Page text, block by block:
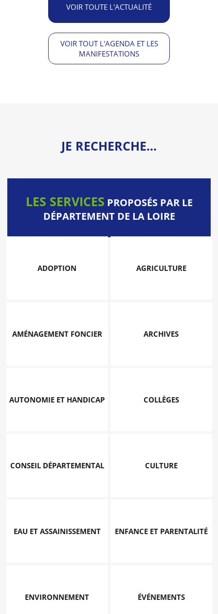
VOIR TOUTE L'ACTUALITÉ
VOIR TOUT L'AGENDA ET LES
MANIFESTATIONS
JE RECHERCHE...
LES SERVICES PROPOSÉS PAR LE
DÉPARTEMENT DE LA LOIRE
ADOPTION AGRICULTURE
AMÉNAGEMENT FONCIER ARCHIVES
AUTONOMIE ET HANDICAP COLLÈGES
CONSEIL DÉPARTEMENTAL CULTURE
EAU ET ASSAINISSEMENT ENFANCE ET PARENTALITÉ
ENVIRONNEMENT ÉVÉNEMENTS